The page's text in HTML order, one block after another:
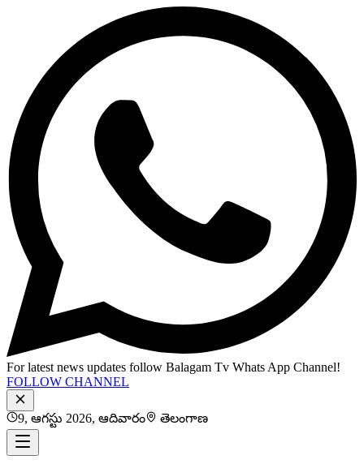
For latest news updates follow Balagam Tv Whats App Channel!
FOLLOW CHANNEL
9, ఆగస్టు 2026, ఆదివారం తెలంగాణ